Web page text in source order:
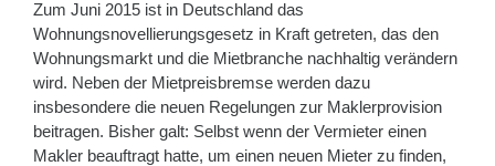
Zum Juni 2015 ist in Deutschland das
Wohnungsnovellierungsgesetz in Kraft getreten, das den
Wohnungsmarkt und die Mietbranche nachhaltig verändern
wird. Neben der Mietpreisbremse werden dazu
insbesondere die neuen Regelungen zur Maklerprovision
beitragen. Bisher galt: Selbst wenn der Vermieter einen
Makler beauftragt hatte, um einen neuen Mieter zu finden,